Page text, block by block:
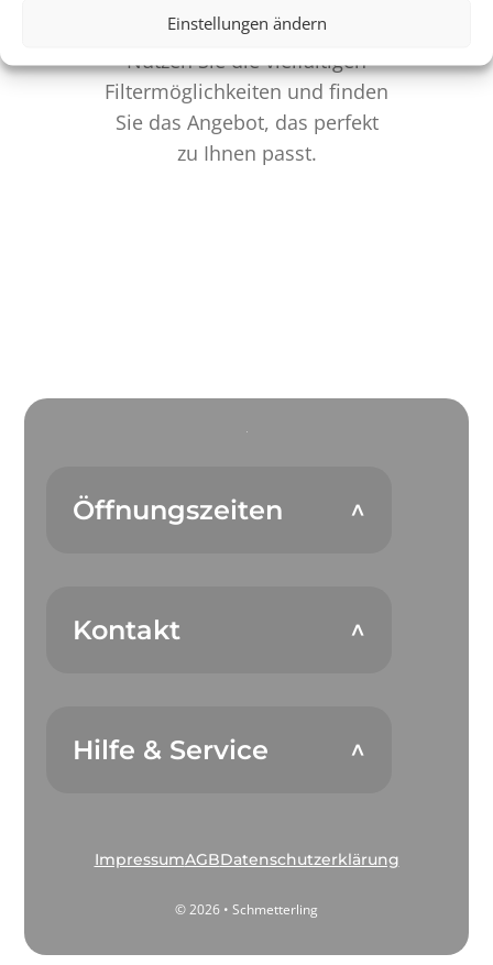
Einstellungen ändern
Individualität pur
Nutzen Sie die vielfältigen
Filtermöglichkeiten und finden
Sie das Angebot, das perfekt
zu Ihnen passt.
Öffnungszeiten
Kontakt
Hilfe & Service
ImpressumAGBDatenschutzerklärung
© 2026 • Schmetterling